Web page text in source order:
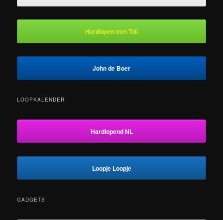
Hardlopen met Toli
John de Boer
LOOPKALENDER
Hardlopend NL
Loopje Loopje
GADGETS